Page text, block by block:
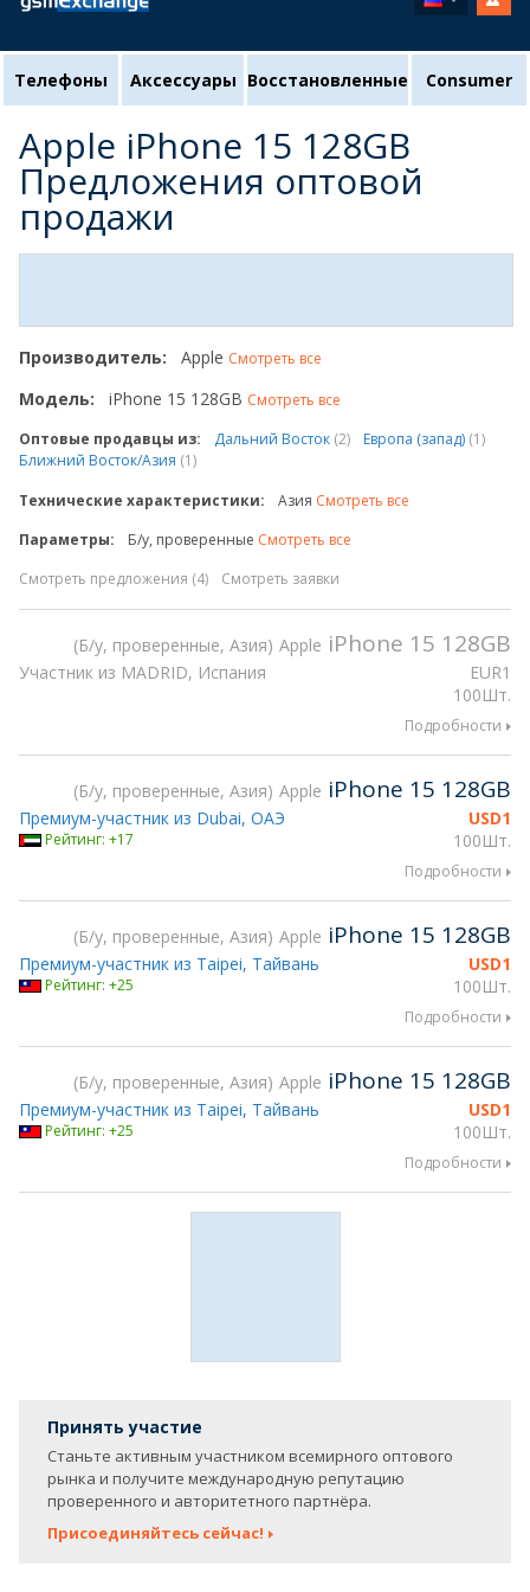
Телефоны Аксессуары Восстановленные Consumer
Apple iPhone 15 128GB
Предложения оптовой
продажи
Производитель: Apple Смотреть все
Модель: iPhone 15 128GB Смотреть все
Оптовые продавцы из:
Дальний Восток (2) Европа (запад) (1)
Ближний Восток/Азия (1)
Технические характеристики:
Азия Смотреть все
Параметры:
Б/у, проверенные Смотреть все
Смотреть предложения (4)
Смотреть заявки
Б/у, проверенные, Азия Apple iPhone 15 128GB
EUR1
100Шт.
Участник из MADRID, Испания
Подробности
Б/у, проверенные, Азия Apple iPhone 15 128GB
USD1
100Шт.
Премиум-участник из Dubai, ОАЭ
Рейтинг: +17
Подробности
Б/у, проверенные, Азия Apple iPhone 15 128GB
USD1
100Шт.
Премиум-участник из Taipei, Тайвань
Рейтинг: +25
Подробности
Б/у, проверенные, Азия Apple iPhone 15 128GB
USD1
100Шт.
Премиум-участник из Taipei, Тайвань
Рейтинг: +25
Подробности
Принять участие
Станьте активным участником всемирного оптового
рынка и получите международную репутацию
проверенного и авторитетного партнёра.
Присоединяйтесь сейчас!